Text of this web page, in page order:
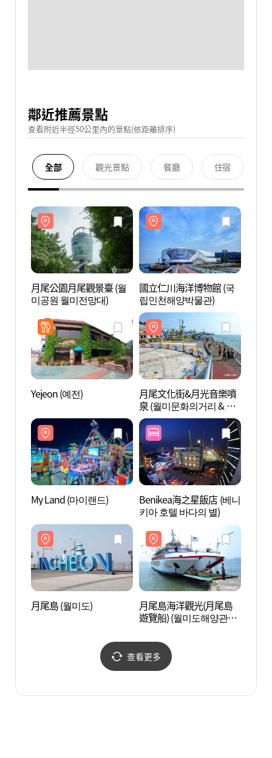
鄰近推薦景點
查看附近半徑50公里內的景點(依距離排序)
全部 觀光景點 餐廳 住宿
月尾公園月尾觀景臺 (월
미공원 월미전망대)
國立仁川海洋博物館 (국
립인천해양박물관)
Yejeon (예전)
月尾文化街&月光音樂噴
泉 (월미문화의거리 & 달
빛음악분수)
My Land (마이랜드)
Benikea海之星飯店 (베니
키아 호텔 바다의 별)
月尾島 (월미도)
月尾島海洋觀光(月尾島
遊覽船) (월미도해양관광
查看更多